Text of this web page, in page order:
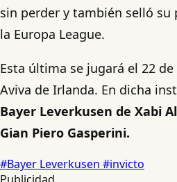
sin perder y también selló su
la Europa League.
Esta última se jugará el 22
Aviva de Irlanda. En dicha
Bayer Leverkusen de Xabi
Gian Piero Gasperini.
#Bayer Leverkusen #invicto